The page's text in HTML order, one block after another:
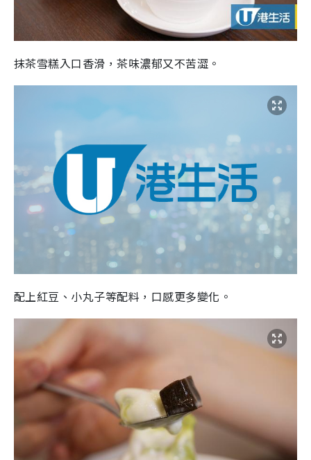
抹茶雪糕入口香滑，茶味濃郁又不苦澀。
配上紅豆、小丸子等配料，口感更多變化。